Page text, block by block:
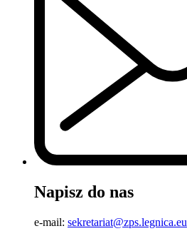
Napisz do nas
e-mail: sekretariat@zps.legnica.eu